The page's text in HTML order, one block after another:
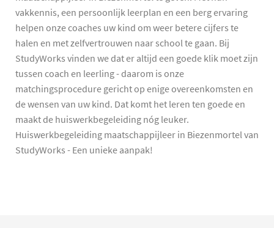
vakkennis, een persoonlijk leerplan en een berg ervaring
helpen onze coaches uw kind om weer betere cijfers te
halen en met zelfvertrouwen naar school te gaan. Bij
StudyWorks vinden we dat er altijd een goede klik moet zijn
tussen coach en leerling - daarom is onze
matchingsprocedure gericht op enige overeenkomsten en
de wensen van uw kind. Dat komt het leren ten goede en
maakt de huiswerkbegeleiding nóg leuker.
Huiswerkbegeleiding maatschappijleer in Biezenmortel van
StudyWorks - Een unieke aanpak!